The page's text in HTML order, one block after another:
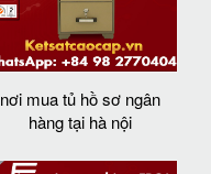
nơi mua tủ hồ sơ ngân
hàng tại hà nội